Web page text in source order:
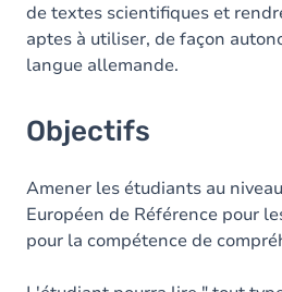
de textes scientifiques et
aptes à utiliser, de façon
langue allemande.
Objectifs
Amener les étudiants au
Européen de Référence pour
pour la compétence de